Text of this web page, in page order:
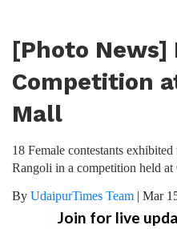
[Photo News]
Competition
Mall
18 Female contestants
Rangoli in a competition held
By UdaipurTimes Team | Mar
Join for live